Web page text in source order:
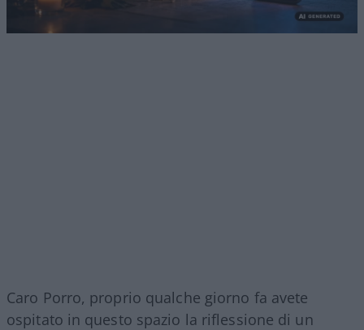
Caro Porro, proprio qualche giorno fa avete
ospitato in questo spazio la riflessione di un